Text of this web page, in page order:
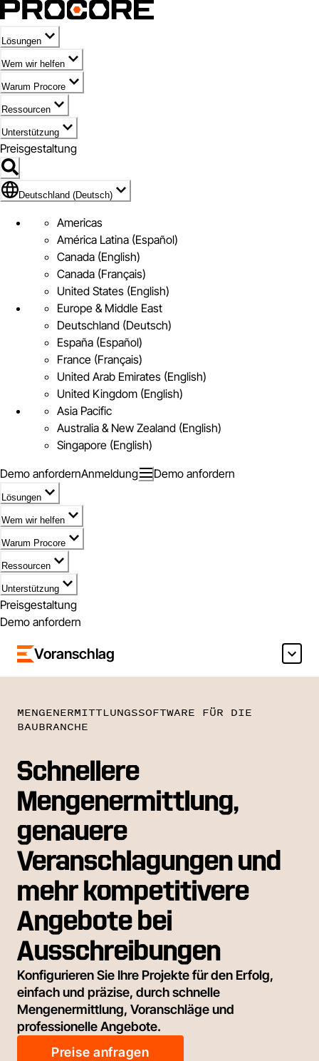
Lösungen
Wem wir helfen
Warum Procore
Ressourcen
Unterstützung
Preisgestaltung
Markieren des Symbols für Deutschland (Deutsch)
Deutschland (Deutsch)
Americas
América Latina (Español)
Canada (English)
Canada (Français)
United States (English)
Europe & Middle East
Deutschland (Deutsch)
España (Español)
France (Français)
United Arab Emirates (English)
United Kingdom (English)
Asia Pacific
Australia & New Zealand (English)
Singapore (English)
Demo anfordernAnmeldung Demo anfordern
Lösungen
Wem wir helfen
Warum Procore
Ressourcen
Unterstützung
Preisgestaltung
Demo anfordern
Voranschlag
MENGENERMITTLUNGSSOFTWARE FÜR DIE
BAUBRANCHE
Schnellere
Mengenermittlung,
genauere
Veranschlagungen und
mehr kompetitivere
Angebote bei
Ausschreibungen
Konfigurieren Sie Ihre Projekte für den Erfolg,
einfach und präzise, durch schnelle
Mengenermittlung, Voranschläge und
professionelle Angebote.
Preise anfragen